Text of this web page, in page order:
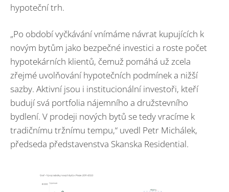
hypoteční trh.
„Po období vyčkávání vnímáme návrat kupujících k
novým bytům jako bezpečné investici a roste počet
hypotekárních klientů, čemuž pomáhá už zcela
zřejmé uvolňování hypotečních podmínek a nižší
sazby. Aktivní jsou i institucionální investoři, kteří
budují svá portfolia nájemního a družstevního
bydlení. V prodeji nových bytů se tedy vracíme k
tradičnímu tržnímu tempu,“ uvedl Petr Michálek,
předseda představenstva Skanska Residential.